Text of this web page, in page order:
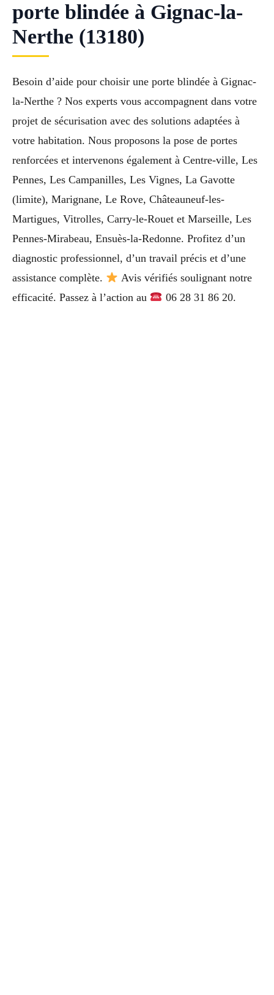
porte blindée à Gignac-la-
Nerthe (13180)
Besoin d’aide pour choisir une porte blindée à Gignac-
la-Nerthe ? Nos experts vous accompagnent dans votre
projet de sécurisation avec des solutions adaptées à
votre habitation. Nous proposons la pose de portes
renforcées et intervenons également à Centre-ville, Les
Pennes, Les Campanilles, Les Vignes, La Gavotte
(limite), Marignane, Le Rove, Châteauneuf-les-
Martigues, Vitrolles, Carry-le-Rouet et Marseille, Les
Pennes-Mirabeau, Ensuès-la-Redonne. Profitez d’un
diagnostic professionnel, d’un travail précis et d’une
assistance complète.
Avis vérifiés soulignant notre
efficacité. Passez à l’action au
06 28 31 86 20.